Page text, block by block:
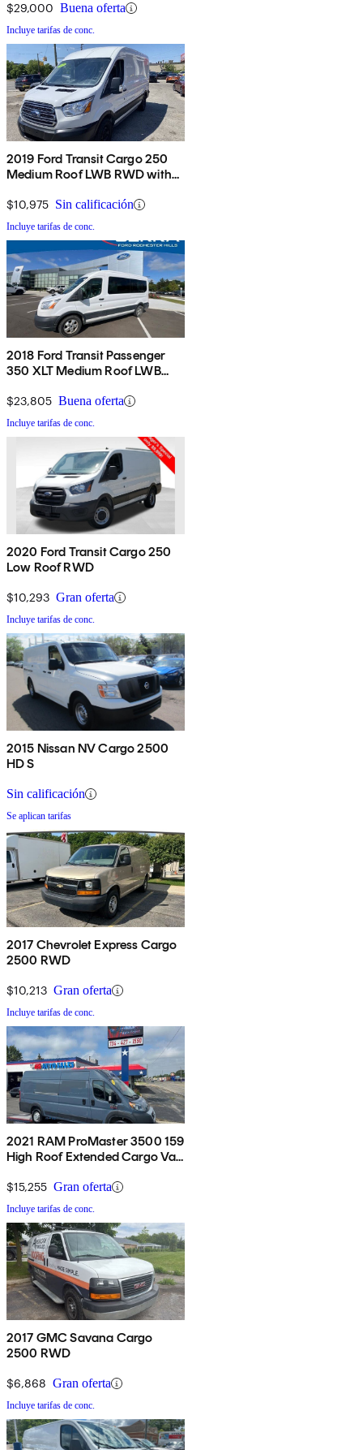
$29,000 Buena oferta
Incluye tarifas de conc.
2019 Ford Transit Cargo 250
Medium Roof LWB RWD with
$10,975 Sin calificación
Incluye tarifas de conc.
2018 Ford Transit Passenger
350 XLT Medium Roof LWB
Side Door
$23,805 Buena oferta
Incluye tarifas de conc.
2020 Ford Transit Cargo 250
Low Roof RWD
$10,293 Gran oferta
Incluye tarifas de conc.
2015 Nissan NV Cargo 2500
HD S
Sin calificación
Se aplican tarifas
2017 Chevrolet Express Cargo
2500 RWD
$10,213 Gran oferta
Incluye tarifas de conc.
2021 RAM ProMaster 3500 159
High Roof Extended Cargo Van
$15,255 Gran oferta
Incluye tarifas de conc.
2017 GMC Savana Cargo
2500 RWD
$6,868 Gran oferta
Incluye tarifas de conc.